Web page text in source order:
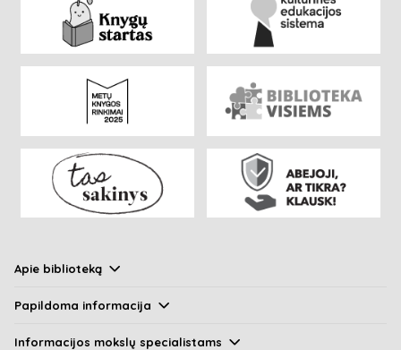
Apie biblioteką
Papildoma informacija
Informacijos mokslų specialistams